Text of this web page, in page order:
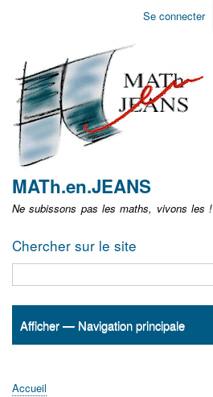
Aller
non
identifié
Se connecter
MATh.en.JEANS
Ne subissons pas les maths, vivons les !
Chercher sur le site
Navigation
Afficher — Navigation principale
Accueil
ActualitésMATh.en.JEANS ?
Régions et Ateliers
Créer, gérer un atelier
Sujets/Publications
Congrès
Accueil